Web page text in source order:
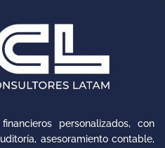
personalizados, con
asesoramiento contable,